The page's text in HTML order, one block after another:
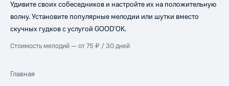
Удивите своих собеседников и настройте их на положительную
волну. Установите популярные мелодии или шутки вместо
скучных гудков с услугой GOOD’OK.
Стоимость мелодий — от 75 ₽ / 30 дней
Главная